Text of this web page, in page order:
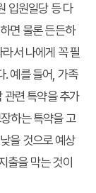
입원일당 등 다
면 물론 든든하
서 나에게 꼭 필
. 예를 들어, 가족
관련 특약을 추가
하는 특약을 고
을 것으로 예상
출을 막는 것이